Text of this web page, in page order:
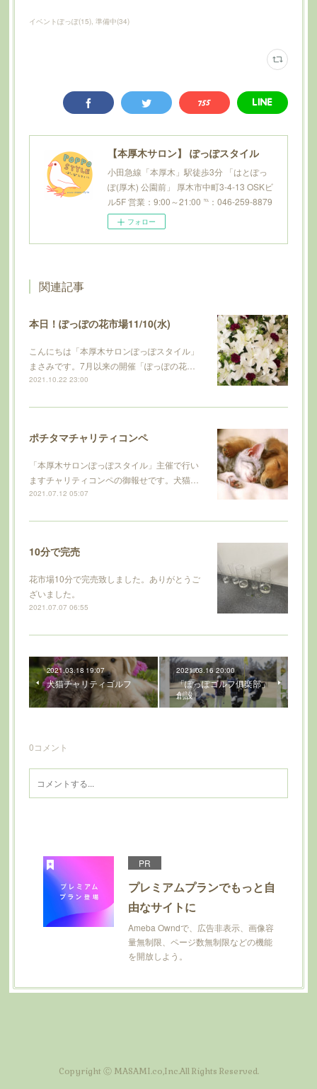
イベントぽっぽ(15) 準備中(34)
【本厚木サロン】 ぽっぽスタイル
小田急線「本厚木」駅徒歩3分 「はとぽっ
ぽ(厚木) 公園前」 厚木市中町3-4-13 OSKビ
ル5F 営業：9:00～21:00 ℡：046-259-8879
フォロー
関連記事
本日！ぽっぽの花市場11/10(水)
こんにちは「本厚木サロンぽっぽスタイル」
まさみです。7月以来の開催「ぽっぽの花…
2021.10.22 23:00
ポチタマチャリティコンペ
「本厚木サロンぽっぽスタイル」主催で行い
ますチャリティコンペの御報せです。犬猫…
2021.07.12 05:07
10分で完売
花市場10分で完売致しました。ありがとうご
ざいました。
2021.07.07 06:55
2021.03.18 19:07
犬猫チャリティゴルフ
2021.03.16 20:00
「ぽっぽゴルフ俱楽部」
創設
0コメント
PR
プレミアムプランでもっと自
由なサイトに
Ameba Owndで、広告非表示、画像容
量無制限、ページ数無制限などの機能
を開放しよう。
Copyright Ⓒ MASAMI.co,Inc.All Rights Reserved.